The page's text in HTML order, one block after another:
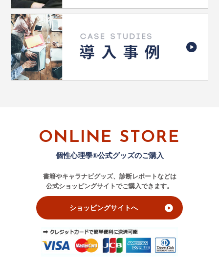
ONLINE STORE
個性心理學®公式グッズのご購入
書籍やキャラナビグッズ、診断レポートなどは
公式ショッピングサイトでご購入できます。
ショッピングサイトへ